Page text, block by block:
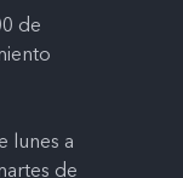
de
lunes a
de